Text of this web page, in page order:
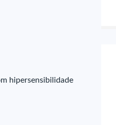
hipersensibilidade